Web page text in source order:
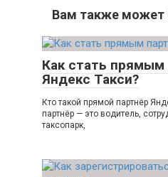
Вам также может
Как стать прямым
Яндекс Такси?
Кто такой прямой партнёр
партнёр — это водитель,
таксопарк,